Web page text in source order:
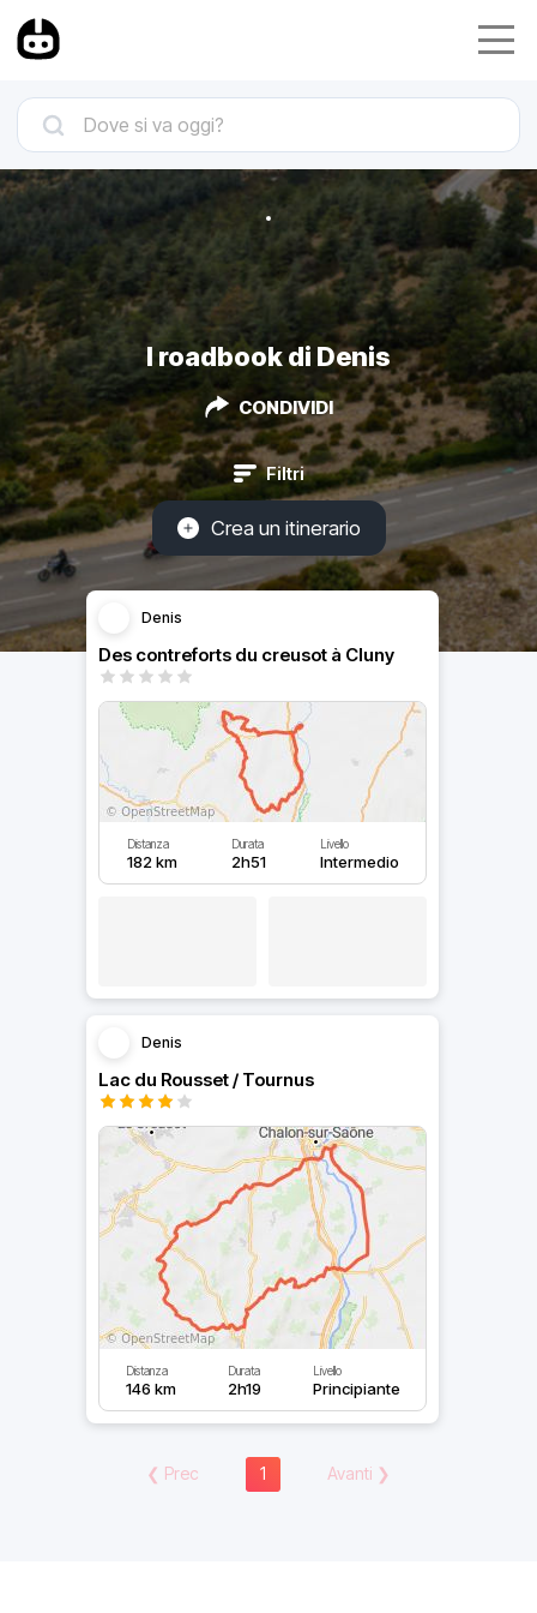
I roadbook di Denis
CONDIVIDI
Filtri
Crea un itinerario
Denis
Des contreforts du creusot à Cluny
Distanza
182 km
Durata
2h51
Livello
Intermedio
Denis
Lac du Rousset / Tournus
Distanza
146 km
Durata
2h19
Livello
Principiante
❮ Prec 1 Avanti ❯